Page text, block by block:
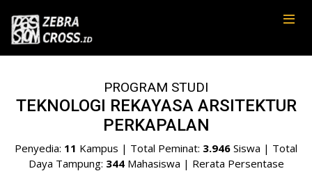
PROGRAM STUDI
TEKNOLOGI REKAYASA ARSITEKTUR
PERKAPALAN
Penyedia: 11 Kampus | Total Peminat: 3.946 Siswa | Total
Daya Tampung: 344Mahasiswa | Rerata Persentase